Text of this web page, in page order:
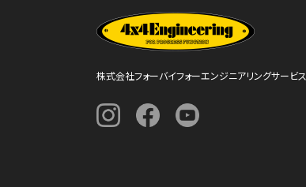
株式会社フォーバイフォーエンジニアリングサービス